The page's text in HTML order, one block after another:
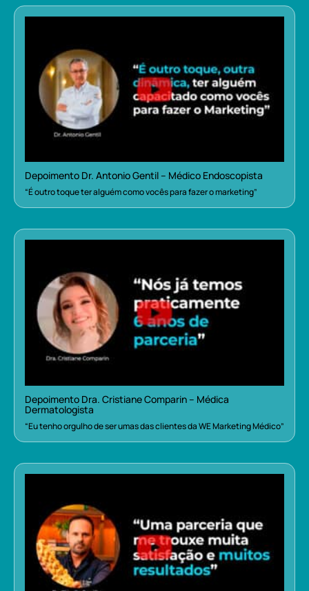
Depoimento Dr. Antonio Gentil – Médico Endoscopista
“É outro toque ter alguém como vocês para fazer o marketing”
Depoimento Dra. Cristiane Comparin – Médica
Dermatologista
“Eu tenho orgulho de ser umas das clientes da WE Marketing Médico”